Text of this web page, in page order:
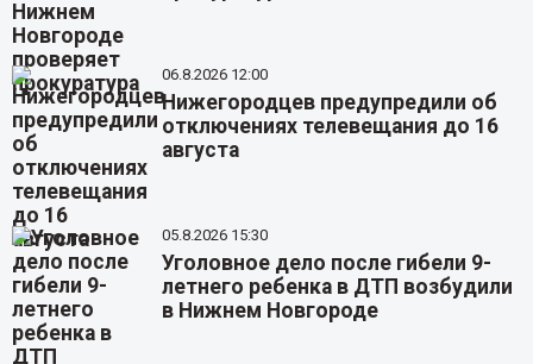
06.8.2026 12:00
Нижегородцев предупредили об
отключениях телевещания до 16
августа
05.8.2026 15:30
Уголовное дело после гибели 9-
летнего ребенка в ДТП возбудили
в Нижнем Новгороде